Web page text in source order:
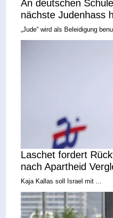
An deutschen
nächste Judenhass
„Jude“ wird als Beleidigung
Laschet fordert
nach Apartheid
Kaja Kallas soll Israel mit ...